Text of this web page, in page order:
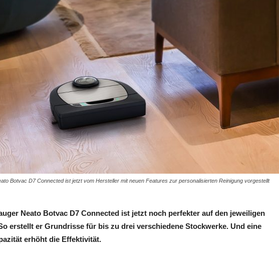
Botvac D7 Connected ist jetzt vom Hersteller mit neuen Features zur personalisierten Reinigung vorgestellt
Neato Botvac D7 Connected ist jetzt noch perfekter auf den jeweiligen
erstellt er Grundrisse für bis zu drei verschiedene Stockwerke. Und eine
erhöht die Effektivität.